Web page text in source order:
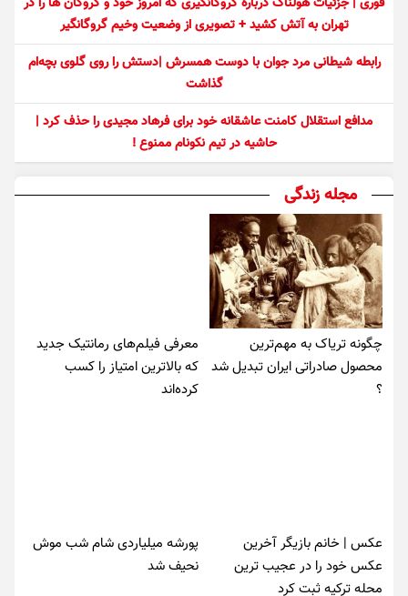
تهران به آتش کشید + تصویری از وضعیت وخیم گروگانگیر
رابطه شیطانی مرد جوان با دوست همسرش |دستش را روی گلوی بچه‌ام
گذاشت
مدافع استقلال کامنت عاشقانه خود برای فرهاد مجیدی را حذف کرد |
حاشیه در تیم نکونام ممنوع !
مجله زندگی
چگونه تریاک به مهم‌ترین
محصول صادراتی ایران تبدیل شد
؟
معرفی فیلم‌های رمانتیک جدید
که بالاترین امتیاز را کسب
کرده‌اند
عکس | خانم بازیگر آخرین
عکس خود را در عجیب ترین
محله ترکیه ثبت کرد
پورشه میلیاردی شام شب موش‌
نحیف شد